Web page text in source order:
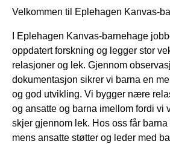
Velkommen til Eplehagen Kanvas-
I Eplehagen Kanvas-barnehage
oppdatert forskning og legger stor
relasjoner og lek. Gjennom
dokumentasjon sikrer vi barna en
og god utvikling. Vi bygger nære
og ansatte og barna imellom fordi vi
skjer gjennom lek. Hos oss får barna
mens ansatte støtter og leder med